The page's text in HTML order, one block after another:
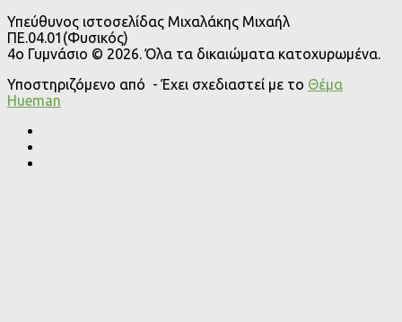
Υπεύθυνος ιστοσελίδας Μιχαλάκης Μιχαήλ
ΠΕ.04.01(Φυσικός)
4o Γυμνάσιο © 2026. Όλα τα δικαιώματα κατοχυρωμένα.
Υποστηριζόμενο από - Έχει σχεδιαστεί με το Θέμα
Ηueman